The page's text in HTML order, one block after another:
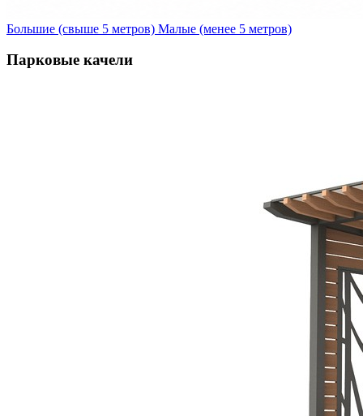
Большие (свыше 5 метров) Малые (менее 5 метров)
Парковые качели